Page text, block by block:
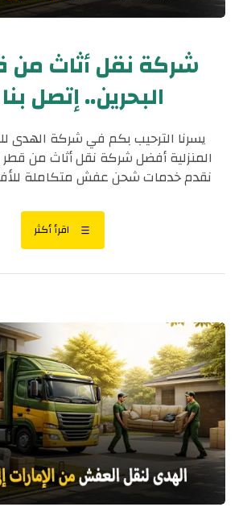
شركة نقل أثاث من
البحرين.. إتصل
يسرنا الترحيب بكم في شركة الهدى
المنزلية أفضل شركة نقل أثاث من قطر
نقدم خدمات شحن عفش متكاملة
اقرأ أكثر